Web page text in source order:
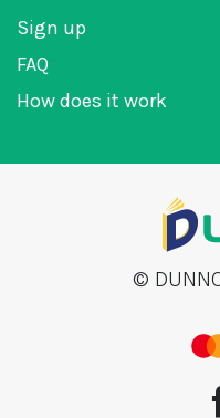
Sign up
FAQ
How does it work
©